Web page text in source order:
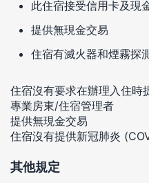
此住宿接受信用卡及現
提供無現金交易
住宿有滅火器和煙霧探
住宿沒有要求在辦理入住時
專業房東/住宿管理者
提供無現金交易
住宿沒有提供新冠肺炎
其他規定